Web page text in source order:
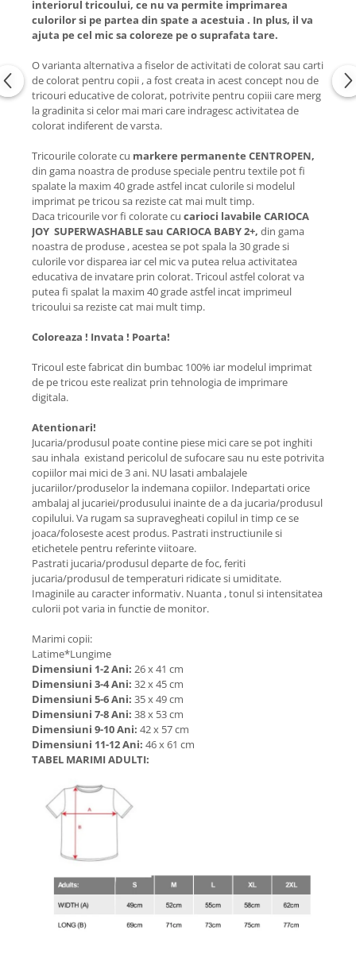
interiorul tricoului, ce nu va permite imprimarea
culorilor si pe partea din spate a acestuia . In plus, il va
ajuta pe cel mic sa coloreze pe o suprafata tare.
O varianta alternativa a fiselor de activitati de colorat sau carti
de colorat pentru copii , a fost creata in acest concept nou de
tricouri educative de colorat, potrivite pentru copiii care merg
la gradinita si celor mai mari care indragesc activitatea de
colorat indiferent de varsta.
Tricourile colorate cu markere permanente CENTROPEN,
din gama noastra de produse speciale pentru textile pot fi
spalate la maxim 40 grade astfel incat culorile si modelul
imprimat pe tricou sa reziste cat mai mult timp.
Daca tricourile vor fi colorate cu carioci lavabile CARIOCA
JOY SUPERWASHABLE sau CARIOCA BABY 2+, din gama
noastra de produse , acestea se pot spala la 30 grade si
culorile vor disparea iar cel mic va putea relua activitatea
educativa de invatare prin colorat. Tricoul astfel colorat va
putea fi spalat la maxim 40 grade astfel incat imprimeul
tricoului sa reziste cat mai mult timp.
Coloreaza ! Invata ! Poarta!
Tricoul este fabricat din bumbac 100% iar modelul imprimat
de pe tricou este realizat prin tehnologia de imprimare
digitala.
Atentionari!
Jucaria/produsul poate contine piese mici care se pot inghiti
sau inhala existand pericolul de sufocare sau nu este potrivita
copiilor mai mici de 3 ani. NU lasati ambalajele
jucariilor/produselor la indemana copiilor. Indepartati orice
ambalaj al jucariei/produsului inainte de a da jucaria/produsul
copilului. Va rugam sa supravegheati copilul in timp ce se
joaca/foloseste acest produs. Pastrati instructiunile si
etichetele pentru referinte viitoare.
Pastrati jucaria/produsul departe de foc, feriti
jucaria/produsul de temperaturi ridicate si umiditate.
Imaginile au caracter informativ. Nuanta , tonul si intensitatea
culorii pot varia in functie de monitor.
Marimi copii:
Latime*Lungime
Dimensiuni 1-2 Ani: 26 x 41 cm
Dimensiuni 3-4 Ani: 32 x 45 cm
Dimensiuni 5-6 Ani: 35 x 49 cm
Dimensiuni 7-8 Ani: 38 x 53 cm
Dimensiuni 9-10 Ani: 42 x 57 cm
Dimensiuni 11-12 Ani: 46 x 61 cm
TABEL MARIMI ADULTI: